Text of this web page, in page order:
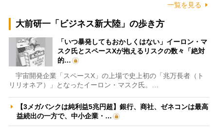
一覧を見る
大前研一「ビジネス新大陸」の歩き方
「いつ暴発してもおかしくはない」イーロン・マ
スク氏とスペースXが抱えるリスクの数々「絶対
的…
宇宙開発企業「スペースX」の上場で史上初の「兆万長者（ト
リリオネア）」となったイーロン・マスク氏。…
【3メガバンクは純利益5兆円超】銀行、商社、ゼネコンは最高
益続出の一方で、中小企業・…